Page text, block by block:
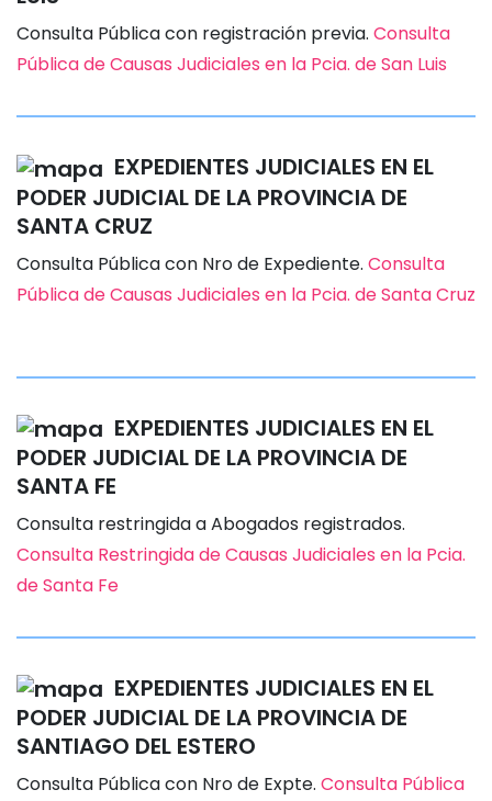
Consulta Pública con registración previa. Consulta
Pública de Causas Judiciales en la Pcia. de San Luis
EXPEDIENTES JUDICIALES EN EL
PODER JUDICIAL DE LA PROVINCIA DE
SANTA CRUZ
Consulta Pública con Nro de Expediente. Consulta
Pública de Causas Judiciales en la Pcia. de Santa Cruz
EXPEDIENTES JUDICIALES EN EL
PODER JUDICIAL DE LA PROVINCIA DE
SANTA FE
Consulta restringida a Abogados registrados.
Consulta Restringida de Causas Judiciales en la Pcia.
de Santa Fe
EXPEDIENTES JUDICIALES EN EL
PODER JUDICIAL DE LA PROVINCIA DE
SANTIAGO DEL ESTERO
Consulta Pública con Nro de Expte. Consulta Pública